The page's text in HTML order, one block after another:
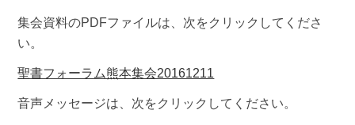
集会資料のPDFファイルは、次をクリックしてくださ
い。
聖書フォーラム熊本集会20161211
音声メッセージは、次をクリックしてください。